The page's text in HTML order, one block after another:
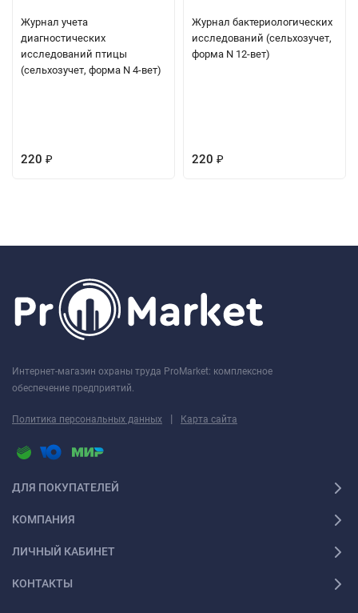
Журнал учета
диагностических
исследований птицы
(сельхозучет, форма N 4-вет)
220 ₽
Журнал бактериологических
исследований (сельхозучет,
форма N 12-вет)
220 ₽
Интернет-магазин охраны труда ProMarket: комплексное
обеспечение предприятий.
Политика персональных данных | Карта сайта
ДЛЯ ПОКУПАТЕЛЕЙ
КОМПАНИЯ
ЛИЧНЫЙ КАБИНЕТ
КОНТАКТЫ